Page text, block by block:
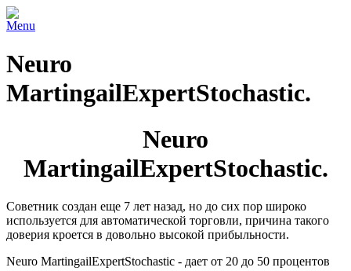
Menu
Neuro
MartingailExpertStochastic.
Neuro
MartingailExpertStochastic.
Советник создан еще 7 лет назад, но до сих пор широко
используется для автоматической торговли, причина такого
доверия кроется в довольно высокой прибыльности.
Neuro MartingailExpertStochastic - дает от 20 до 50 процентов